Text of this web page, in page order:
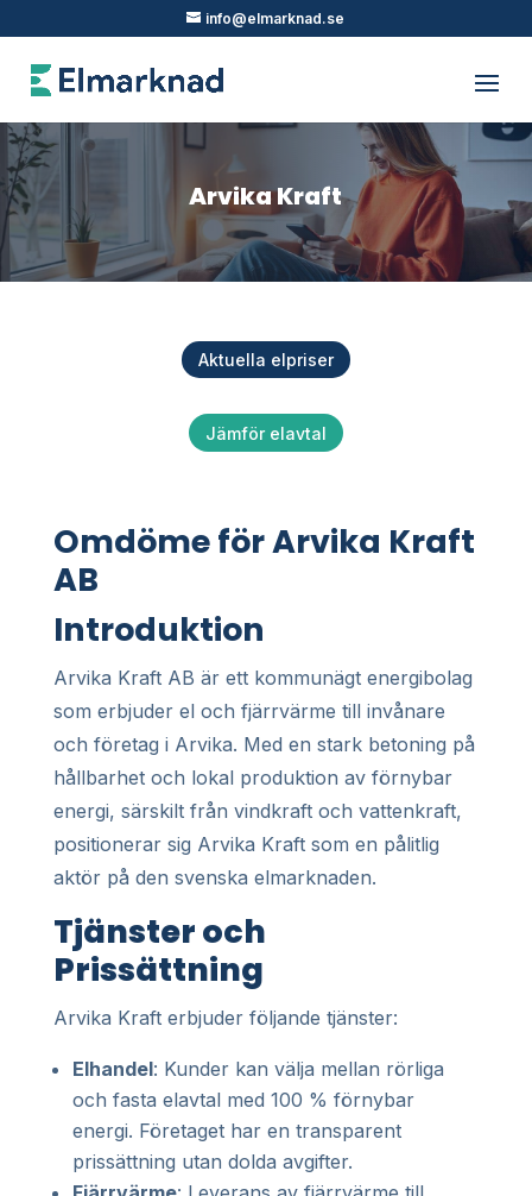
info@elmarknad.se
Arvika Kraft
Aktuella elpriser
Jämför elavtal
Omdöme för Arvika Kraft
AB
Introduktion
Arvika Kraft AB är ett kommunägt energibolag
som erbjuder el och fjärrvärme till invånare
och företag i Arvika. Med en stark betoning på
hållbarhet och lokal produktion av förnybar
energi, särskilt från vindkraft och vattenkraft,
positionerar sig Arvika Kraft som en pålitlig
aktör på den svenska elmarknaden.
Tjänster och
Prissättning
Arvika Kraft erbjuder följande tjänster:
Elhandel: Kunder kan välja mellan rörliga
och fasta elavtal med 100 % förnybar
energi. Företaget har en transparent
prissättning utan dolda avgifter.